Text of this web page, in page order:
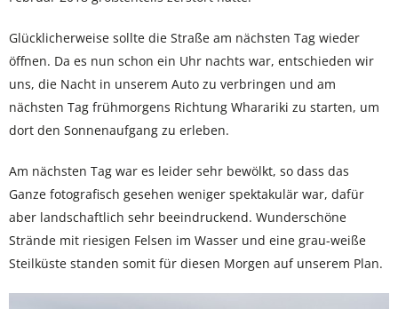
Glücklicherweise sollte die Straße am nächsten Tag wieder
öffnen. Da es nun schon ein Uhr nachts war, entschieden wir
uns, die Nacht in unserem Auto zu verbringen und am
nächsten Tag frühmorgens Richtung Wharariki zu starten, um
dort den Sonnenaufgang zu erleben.
Am nächsten Tag war es leider sehr bewölkt, so dass das
Ganze fotografisch gesehen weniger spektakulär war, dafür
aber landschaftlich sehr beeindruckend. Wunderschöne
Strände mit riesigen Felsen im Wasser und eine grau-weiße
Steilküste standen somit für diesen Morgen auf unserem Plan.